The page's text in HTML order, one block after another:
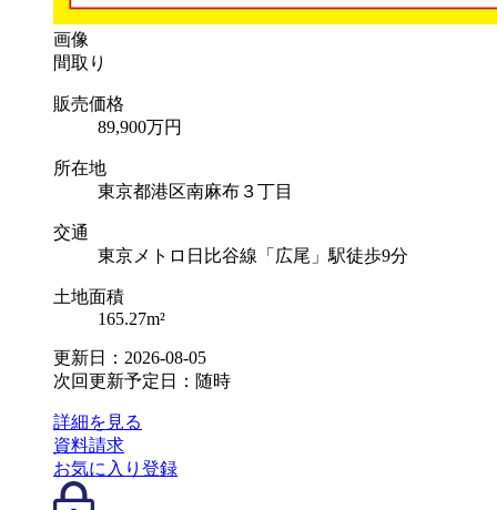
画像
間取り
販売価格
89,900万円
所在地
東京都港区南麻布３丁目
交通
東京メトロ日比谷線「広尾」駅徒歩9分
土地面積
165.27m²
更新日：2026-08-05
次回更新予定日：随時
詳細を見る
資料請求
お気に入り登録